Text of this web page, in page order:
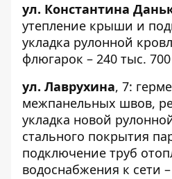
ул. Константина
утепление крыши и
укладка рулонной
флюгарок – 240 тыс.
ул. Лаврухина, 7:
межпанельных швов,
укладка новой
стального покрытия
подключение труб
водоснабжения к сети